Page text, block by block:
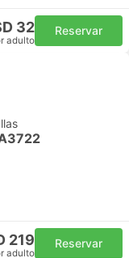
32
adulto
Reservar
219
adulto
Reservar